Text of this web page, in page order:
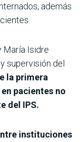
además
María Isidre
supervisión del
la primera
pacientes no
del IPS.
instituciones